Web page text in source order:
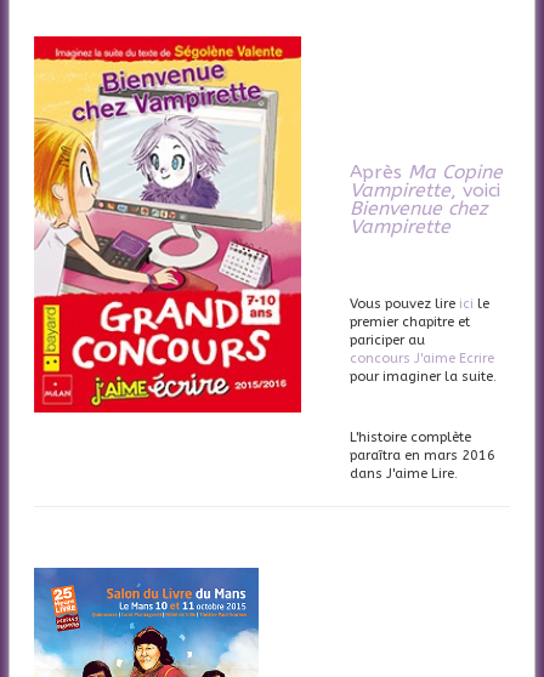
Après Ma Copine
Vampirette, voici
Bienvenue chez
Vampirette
Vous pouvez lire ici le
premier chapitre et
pariciper au
concours J'aime Ecrire
pour imaginer la suite.
L'histoire complète
paraîtra en mars 2016
dans J'aime Lire.